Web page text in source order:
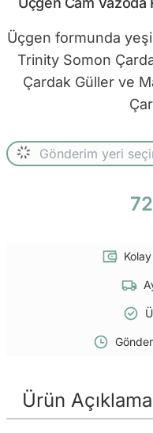
Üçgen formunda
Trinity Somon
Çardak Güller ve
Ürün